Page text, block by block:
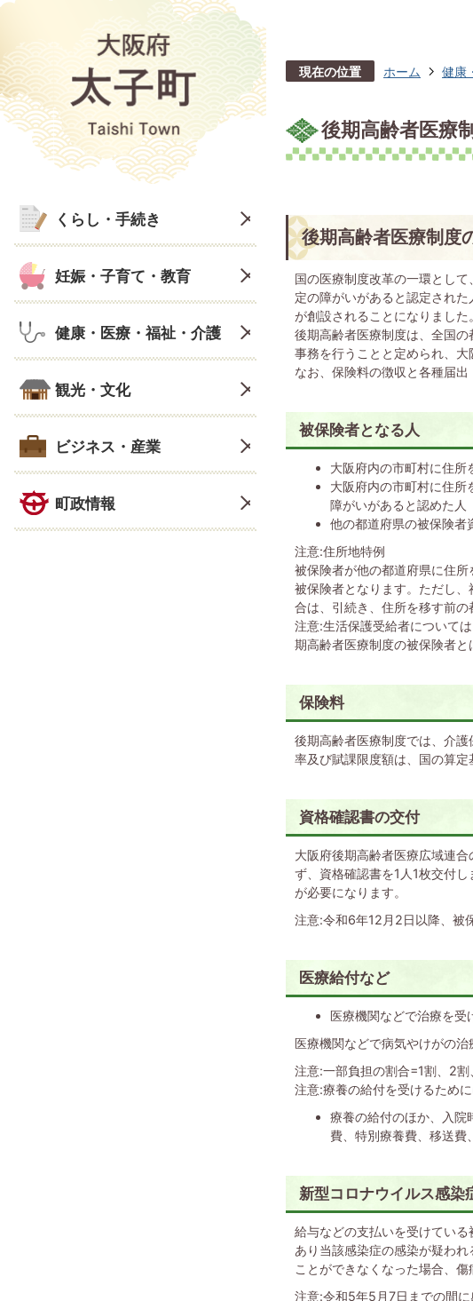
くらし・手続き
妊娠・子育て・教育
健康・医療・福祉・介護
観光・文化
ビジネス・産業
町政情報
現在の位置 ホーム 健康
後期高齢者医療
後期高齢者医療制度
国の医療制度改革の一環とし
定の障がいがあると認定され
が創設されることになりました。
後期高齢者医療制度は、全国
事務を行うことと定められ、大
なお、保険料の徴収と各種届出
被保険者となる人
大阪府内の市町村に住所
大阪府内の市町村に住
障がいがあると認めた人
他の都道府県の被保険者
注意:住所地特例
被保険者が他の都道府県に住
被保険者となります。ただし
合は、引続き、住所を移す前の
注意:生活保護受給者について
期高齢者医療制度の被保険者と
保険料
後期高齢者医療制度では、介
率及び賦課限度額は、国の算定
資格確認書の交付
大阪府後期高齢者医療広域連
ず、資格確認書を1人1枚交付
が必要になります。
注意:令和6年12月2日以降、被
医療給付など
医療機関などで治療を受
医療機関などで病気やけがの
注意:一部負担の割合=1割、2
注意:療養の給付を受けるため
療養の給付のほか、入院
費、特別療養費、移送費
新型コロナウイルス感染
給与などの支払いを受けてい
あり当該感染症の感染が疑わ
ことができなくなった場合、傷
注意:令和5年5月7日までの間